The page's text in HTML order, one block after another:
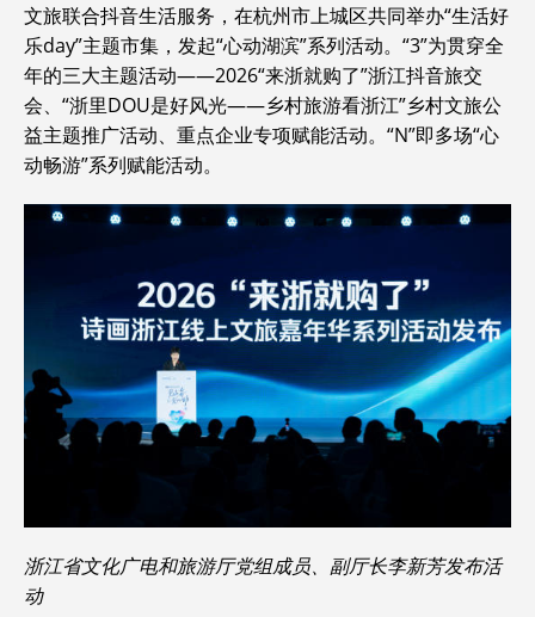
文旅联合抖音生活服务，在杭州市上城区共同举办“生活好
乐day”主题市集，发起“心动湖滨”系列活动。“3”为贯穿全
年的三大主题活动——2026“来浙就购了”浙江抖音旅交
会、“浙里DOU是好风光——乡村旅游看浙江”乡村文旅公
益主题推广活动、重点企业专项赋能活动。“N”即多场“心
动畅游”系列赋能活动。
浙江省文化广电和旅游厅党组成员、副厅长李新芳发布活
动